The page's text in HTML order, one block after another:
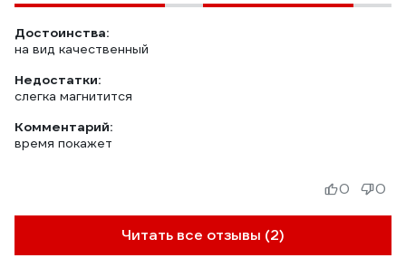
Достоинства:
на вид качественный
Недостатки:
слегка магнитится
Комментарий:
время покажет
Читать все отзывы (2)
0 0